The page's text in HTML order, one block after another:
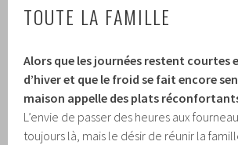
TOUTE LA FAMILLE
Alors que les journées restent courtes
d’hiver et que le froid se fait encore
maison appelle des plats
L’envie de passer des heures aux
toujours là, mais le désir de réunir la